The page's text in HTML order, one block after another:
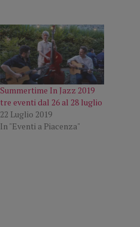
Summertime In Jazz 2019
tre eventi dal 26 al 28 luglio
22 Luglio 2019
In "Eventi a Piacenza"